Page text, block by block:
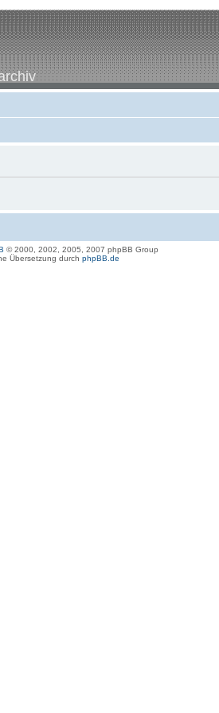
© 2000, 2002, 2005, 2007 phpBB Group
Übersetzung durch phpBB.de